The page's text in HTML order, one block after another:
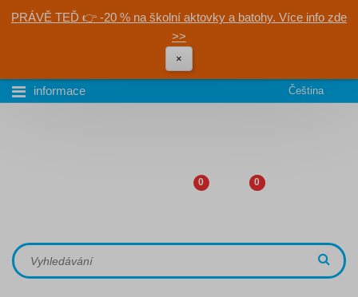
PRÁVĚ TEĎ 👉 -20 % na školní aktovky a batohy. Více info zde
>>
×
informace Čeština
0 0